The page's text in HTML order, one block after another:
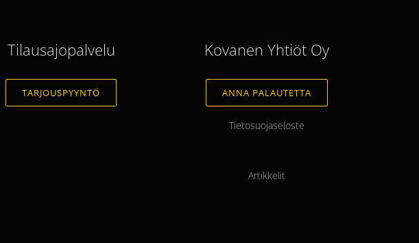
Tilausajopalvelu
TARJOUSPYYNTÖ
Kovanen Yhtiöt Oy
ANNA PALAUTETTA
Tietosuojaseloste
Artikkelit